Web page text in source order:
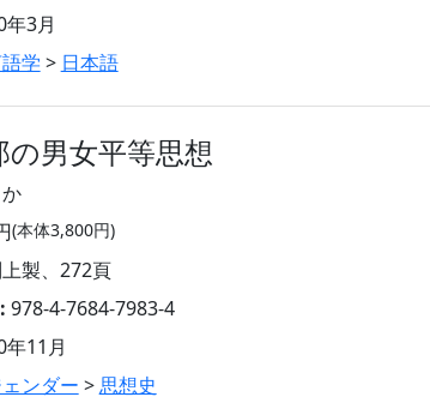
年3月
学 > 日本語
の男女平等思想
(本体3,800円)
製、272頁
978-4-7684-7983-4
年11月
ンダー >思想史